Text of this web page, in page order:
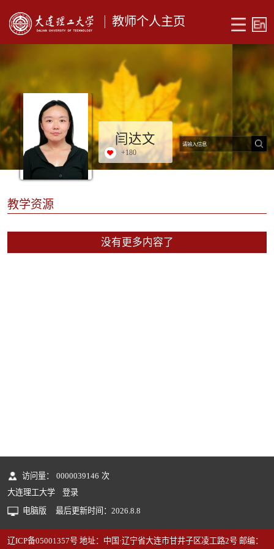
教师个人主页
闫达文
+180
教学资源
没有更多内容了
访问量： 0000039146 次
大连理工大学
登录
电脑版
最后更新时间： 2026 8 8
辽ICP备05001357号 地址：中国·辽宁省大连市甘井子区凌工路2号 邮编：